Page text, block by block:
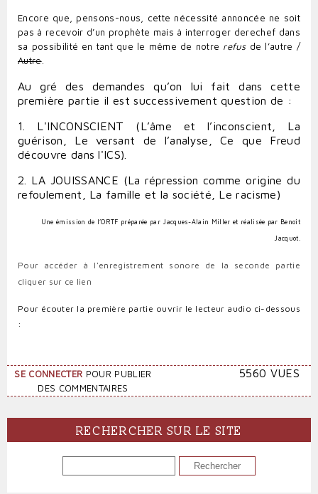
Encore que, pensons-nous, cette nécessité annoncée ne soit
pas à recevoir d’un prophète mais à interroger derechef dans
sa possibilité en tant que le même de notre refusde l’autre /
Autre.
Au gré des demandes qu’on lui fait dans cette
première partie il est successivement question de :
1. L'INCONSCIENT (L’âme et l’inconscient, La
guérison, Le versant de l’analyse, Ce que Freud
découvre dans l'ICS).
2. LA JOUISSANCE (La répression comme origine du
refoulement, La famille et la société, Le racisme)
Une émission de l’ORTF préparée par Jacques-Alain Miller et réalisée par Benoît
Jacquot.
Pour accéder à l'enregistrement sonore de la seconde partie
cliquer sur ce lien
Pour écouter la première partie ouvrir le lecteur audio ci-dessous
:
SE CONNECTER POUR PUBLIER
DES COMMENTAIRES
5560 VUES
RECHERCHER SUR LE SITE